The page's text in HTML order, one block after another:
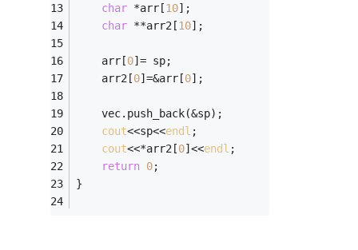
char *arr[10];
char **arr2[10];
    arr[
0]= sp;
    arr2[
0]=&arr[0];
    vec.push_back(&sp);
cout<<sp<<endl ;
cout<<*arr2[0]<<endl ;
return 0;
}